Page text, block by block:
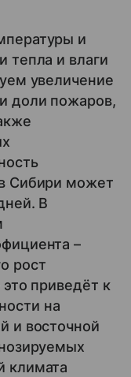
и
тепла и влаги
увеличение
доли пожаров,
Сибири может
В
–
рост
приведёт к
на
и восточной
климата